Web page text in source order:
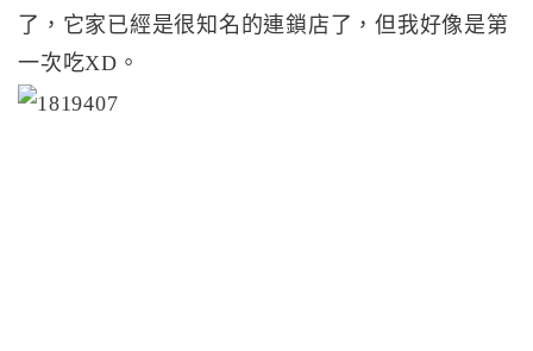
了，它家已經是很知名的連鎖店了，但我好像是第
一次吃XD。